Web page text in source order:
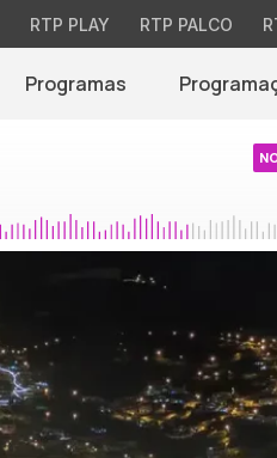
RTP PLAY RTP PALCO
Programas